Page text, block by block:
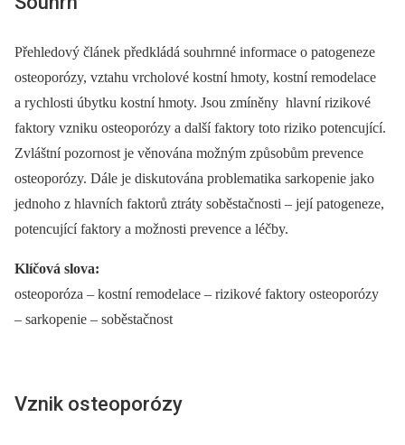
Přehledový článek předkládá souhrnné informace o patogeneze
osteoporózy, vztahu vrcholové kostní hmoty, kostní remodelace
a rychlosti úbytku kostní hmoty. Jsou zmíněny hlavní rizikové
faktory vzniku osteoporózy a další faktory toto riziko potencující.
Zvláštní pozornost je věnována možným způsobům prevence
osteoporózy. Dále je diskutována problematika sarkopenie jako
jednoho z hlavních faktorů ztráty soběstačnosti –⁠ její patogeneze,
potencující faktory a možnosti prevence a léčby.
Klíčová slova:
osteoporóza –⁠ kostní remodelace –⁠ rizikové faktory osteoporózy
–⁠ sarkopenie –⁠ soběstačnost
Vznik osteoporózy